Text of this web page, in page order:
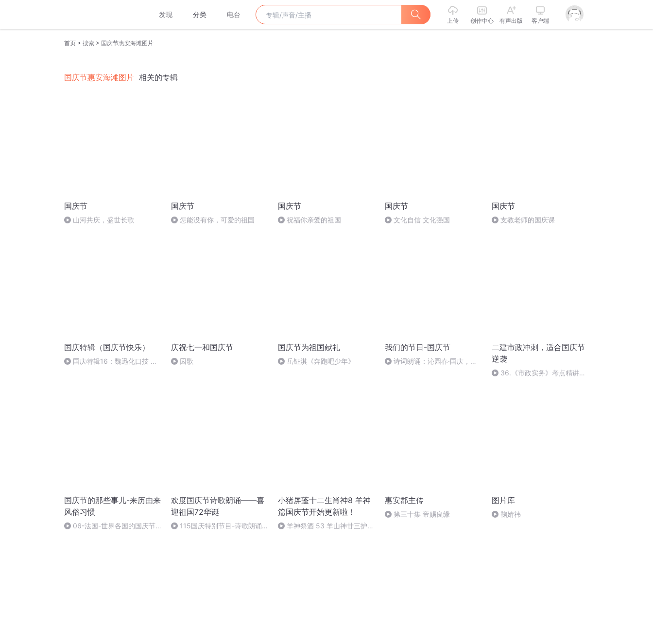
发现 分类 电台
上传 创作中心 有声出版 客户端
首页 > 搜索 > 国庆节惠安海滩图片
国庆节惠安海滩图片 相关的专辑
国庆节
山河共庆，盛世长歌
国庆节
怎能没有你，可爱的祖国
国庆节
祝福你亲爱的祖国
国庆节
文化自信 文化强国
国庆节
支教老师的国庆课
国庆特辑（国庆节快乐）
国庆特辑16：魏迅化口技 二
庆祝七一和国庆节
囚歌
国庆节为祖国献礼
岳钲淇《奔跑吧少年》
我们的节日-国庆节
诗词朗诵：沁园春·国庆，朗
二建市政冲刺，适合国庆节
逆袭
36.《市政实务》考点精讲第
国庆节的那些事儿-来历由来
风俗习惯
06-法国-世界各国的国庆节-
欢度国庆节诗歌朗诵——喜
迎祖国72华诞
115国庆特别节目-诗歌朗诵-
小猪屏蓬十二生肖神8 羊神
篇国庆节开始更新啦！
羊神祭酒 53 羊山神廿三护祭
惠安郡主传
第三十集 帝赐良缘
图片库
鞠婧祎